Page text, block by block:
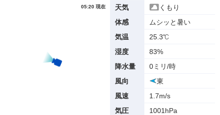
05:20 現在 天気
くもり
体感
ムシッと暑い
気温
25.3℃
湿度
83%
降水量
0ミリ/時
風向
東
風速
1.7m/s
気圧
1001hPa